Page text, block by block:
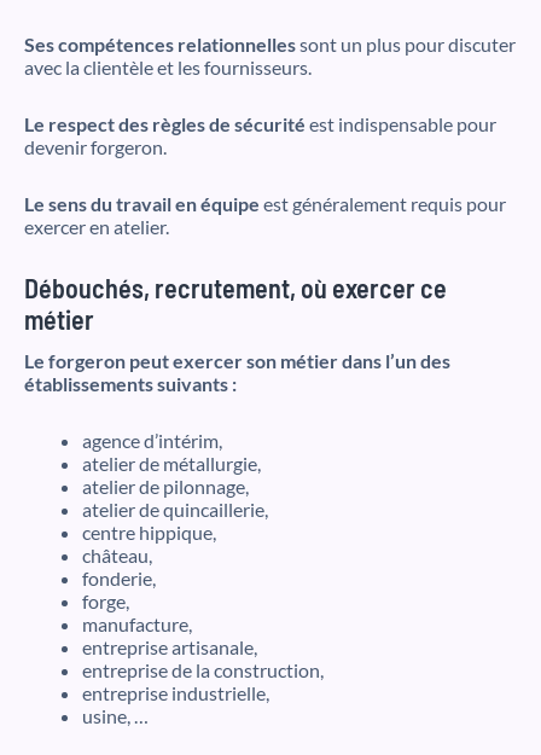
Ses compétences relationnellessont un plus pour discuter
avec la clientèle et les fournisseurs.
Le respect des règles de sécurité est indispensable pour
devenir forgeron.
Le sens du travail en équipe est généralement requis pour
exercer en atelier.
Débouchés, recrutement, où exercer ce
métier
Le forgeron peut exercer son métier dans l’un des
établissements suivants :
agence d’intérim,
atelier de métallurgie,
atelier de pilonnage,
atelier de quincaillerie,
centre hippique,
château,
fonderie,
forge,
manufacture,
entreprise artisanale,
entreprise de la construction,
entreprise industrielle,
usine, …